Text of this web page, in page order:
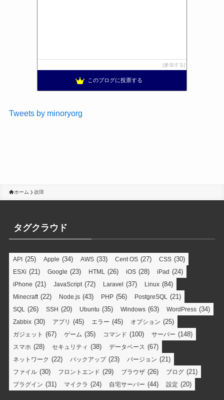
参加する
このブログに投票する
Tweets by minoryorg
ホーム 故障
タグクラウド
API (25) Apple (34) AWS (33) Cent OS (27) CSS (30)
ESXi (21) Google (23) HTML (26) iOS (28) iPad (24)
iPhone (21) JavaScript(72) Laravel (37) Linux (84)
Minecraft(22) Node.js (43) PHP (56) PostgreSQL (21)
SQL (26) SSH (20) Ubuntu (35) Windows (63) WordPress (34)
Zabbix (30) アプリ (45) エラー (45) オプション (25)
ガジェット (67) ゲーム (35) コマンド (100) サーバー (148)
スマホ (28) セキュリティ (38) データベース (67)
ネットワーク (22) バックアップ(23) バージョン (21)
ファイル (30) フロントエンド (29) ブラウザ (26) ブログ (21)
プラグイン (31) マイクラ (24) 自宅サーバー (44) 設定 (20)